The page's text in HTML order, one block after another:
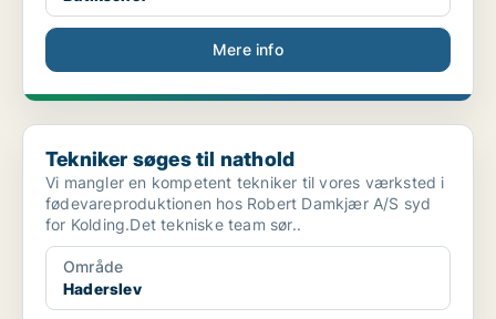
Mere info
Tekniker søges til nathold
Tekniker søges til nathold
Vi mangler en kompetent tekniker til vores værksted i
fødevareproduktionen hos Robert Damkjær A/S syd
for Kolding.Det tekniske team sør..
Område
Haderslev